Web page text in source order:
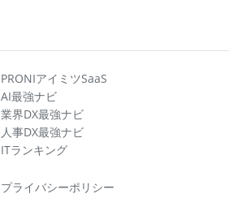
PRONIアイミツSaaS
AI最強ナビ
業界DX最強ナビ
人事DX最強ナビ
ITランキング
プライバシーポリシー